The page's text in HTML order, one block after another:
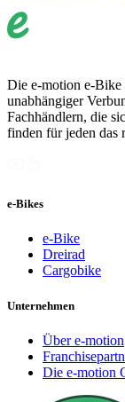
Die e-motion e-Bike
unabhängiger
Fachhändlern, die
finden für jeden das
e-Bikes
e-Bike
Dreirad
Cargobike
Unternehmen
Über e-motion
Die e-motion